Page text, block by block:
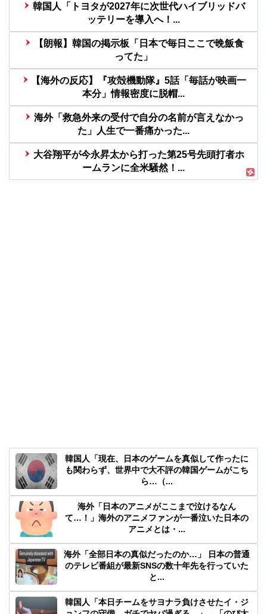
韓国人「トヨタが2027年に次世代ハイブリッドバ
ッテリーを導入へ！...
【朗報】韓国の掲示板「日本で毎日ここで晩飯食
ってた」
【海外の反応】『攻殻機動隊』5話「毎話が映画一
本分」情報密度に脱帽...
海外「救急外来の受付で自分の名前が言えなかっ
た」人生で一番痛かった...
大谷翔平が今永昇太から打った第25号先頭打者ホ
ームランに全米騒然！...
韓国人「現在、日本のゲームを真似して作ったに
も関わらず、世界中で大不評の韓国ゲームがこち
ら…（...
海外「日本のアニメがここまで泣けるなん
て…！」海外のアニメファンが一番泣いた日本の
アニメとは・...
海外「全部日本の真似だったのか…」 日本の普通
のテレビ番組が最新SNSの数十年先を行っていた
と...
韓国人「本日チームをサヨナラ負けさせたイ・ジ